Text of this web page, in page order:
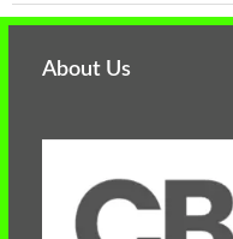
About Us